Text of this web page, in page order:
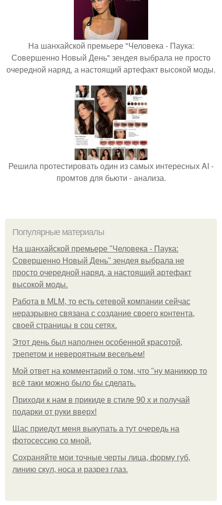
На шанхайской премьере "Человека - Паука:
Совершенно Новый День" зендея выбрала не просто
очередной наряд, а настоящий артефакт высокой моды.
Решила протестировать один из самых интересных AI -
промтов для бьюти - анализа.
Популярные материалы
На шанхайской премьере "Человека - Паука:
Совершенно Новый День" зендея выбрала не
просто очередной наряд, а настоящий артефакт
высокой моды.
Работа в MLM, то есть сетевой компании сейчас
неразрывно связана с создание своего контента,
своей страницы в соц сетях.
Этот день был наполнен особенной красотой,
трепетом и невероятным весельем!
Мой ответ на комментарий о том, что "ну маникюр то
всё таки можно было бы сделать.
Приходи к нам в прикиде в стиле 90 х и получай
подарки от руки вверх!
Щас приедут меня выкупать а тут очередь на
фотосессию со мной.
Сохраняйте мои точные черты лица, форму губ,
линию скул, носа и разрез глаз.